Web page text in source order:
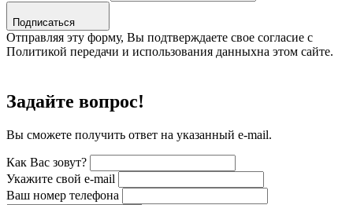
Подписаться
Отправляя эту форму, Вы подтверждаете свое согласие с
Политикой передачи и использования данныхна этом сайте.
Задайте вопрос!
Вы сможете получить ответ на указанный e-mail.
Как Вас зовут?
Укажите свой e-mail
Ваш номер телефона